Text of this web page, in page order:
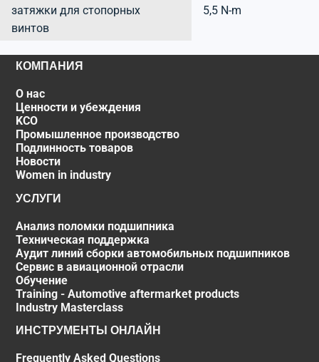
затяжки для стопорных
винтов
5,5 N-m
КОМПАНИЯ
О нас
Ценности и убеждения
KCO
Промышленное производство
Подлинность товаров
Новости
Women in industry
УСЛУГИ
Анализ поломки подшипника
Техническая поддержка
Аудит линий сборки автомобильных подшипников
Сервис в авиационной отрасли
Обучение
Training - Automotive aftermarket products
Industry Masterclass
ИНСТРУМЕНТЫ ОНЛАЙН
Frequently Asked Questions